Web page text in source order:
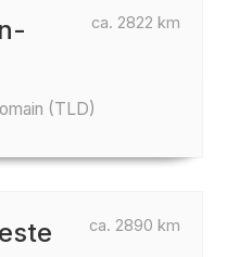
ca. 2822 km
(TLD)
ca. 2890 km